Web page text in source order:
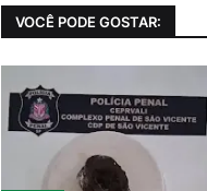
VOCÊ PODE GOSTAR: